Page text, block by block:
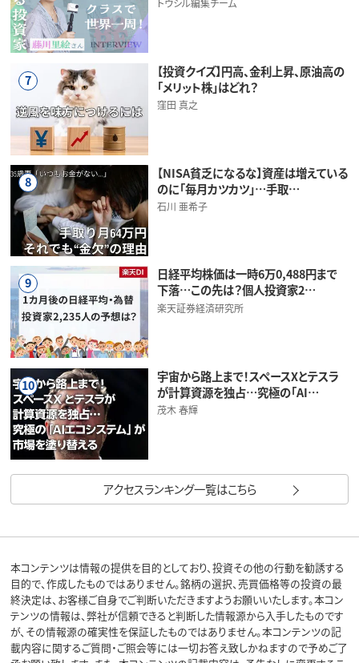
トウシル編集チーム
7
【投資クイズ】円高、金利上昇、原油高の
「メリット株」はどれ？
窪田 真之
8
【NISA貧乏になるな】資産は増えている
のに「毎月カツカツ」…手取…
石川 亜希子
9
日経平均株価は一時6万0,488円まで
下落…この先は？個人投資家2…
楽天証券経済研究所
10
宇宙から路上まで！スペースXとテスラ
が計算資源を独占…究極の「AI…
茂木 春輝
アクセスランキング一覧はこちら
本コンテンツは情報の提供を目的としており、投資その他の行動を勧誘する
目的で、作成したものではありません。銘柄の選択、売買価格等の投資の最
終決定は、お客様ご自身でご判断いただきますようお願いいたします。本コン
テンツの情報は、弊社が信頼できると判断した情報源から入手したものです
が、その情報源の確実性を保証したものではありません。本コンテンツの記
載内容に関するご質問・ご照会等には一切お答え致しかねますので予めご了